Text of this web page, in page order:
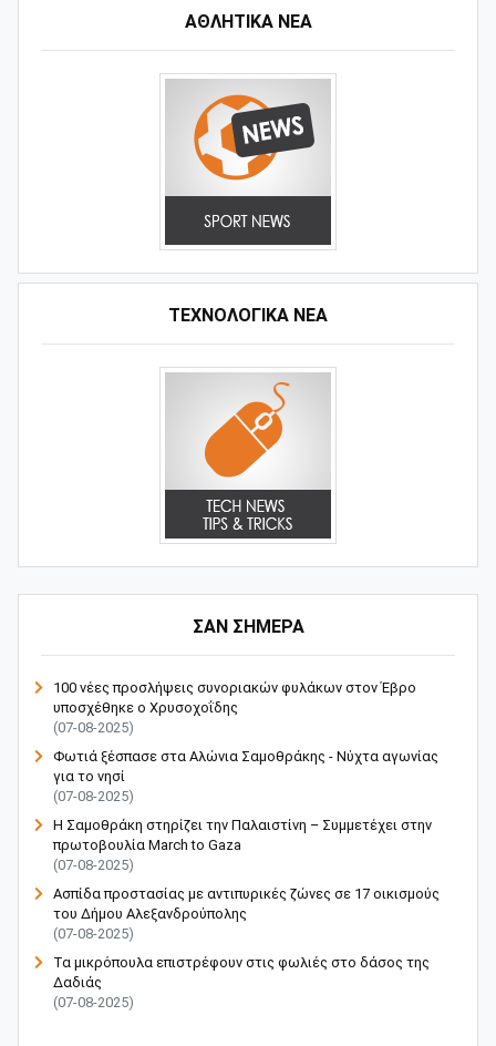
ΑΘΛΗΤΙΚΆ ΝΈΑ
ΤΕΧΝΟΛΟΓΙΚΑ ΝΕΑ
ΣΑΝ ΣΗΜΕΡΑ
100 νέες προσλήψεις συνοριακών φυλάκων στον Έβρο
υποσχέθηκε ο Χρυσοχοΐδης
(07-08-2025)
Φωτιά ξέσπασε στα Αλώνια Σαμοθράκης - Νύχτα αγωνίας
για το νησί
(07-08-2025)
Η Σαμοθράκη στηρίζει την Παλαιστίνη – Συμμετέχει στην
πρωτοβουλία March to Gaza
(07-08-2025)
Ασπίδα προστασίας με αντιπυρικές ζώνες σε 17 οικισμούς
του Δήμου Αλεξανδρούπολης
(07-08-2025)
Τα μικρόπουλα επιστρέφουν στις φωλιές στο δάσος της
Δαδιάς
(07-08-2025)